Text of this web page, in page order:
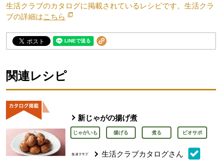
生活クラブのカタログに掲載されているレシピです。生活クラ
ブの詳細はこちら 別のウィンドウで開きます。
関連レシピ
新じゃがの揚げ煮
じゃがいも 揚げる 煮る ビオサポ
生活クラブカタログさん